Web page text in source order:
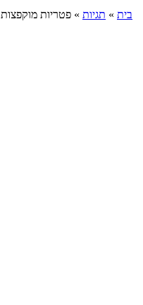
בית » תגיות » פטריות מוקפצות